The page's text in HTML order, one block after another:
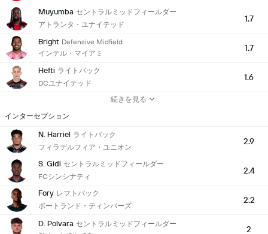
Muyumba セントラルミッドフィールダー
アトランタ・ユナイテッド
1.7
Bright Defensive Midfield
インテル・マイアミ
1.7
Hefti ライトバック
DCユナイテッド
1.6
続きを見る
インターセプション
N. Harriel ライトバック
フィラデルフィア・ユニオン
2.9
S. Gidi セントラルミッドフィールダー
FCシンシナティ
2.4
Fory レフトバック
ポートランド・ティンバーズ
2.2
D. Polvara セントラルミッドフィールダー
2